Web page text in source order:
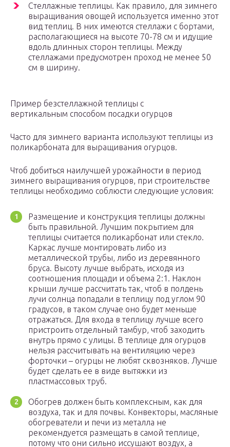
Стеллажные теплицы. Как правило, для зимнего
выращивания овощей используется именно этот
вид теплиц. В них имеются стеллажи с бортами,
располагающиеся на высоте 70-78 см и идущие
вдоль длинных сторон теплицы. Между
стеллажами предусмотрен проход не менее 50
см в ширину.
Пример безстеллажной теплицы с
вертикальным способом посадки огурцов
Часто для зимнего варианта используют теплицы из
поликарбоната для выращивания огурцов.
Чтоб добиться наилучшей урожайности в период
зимнего выращивания огурцов, при строительстве
теплицы необходимо соблюсти следующие условия:
Размещение и конструкция теплицы должны
быть правильной. Лучшим покрытием для
теплицы считается поликарбонат или стекло.
Каркас лучше монтировать либо из
металлической трубы, либо из деревянного
бруса. Высоту лучше выбрать, исходя из
соотношения площади и объема 2:1. Наклон
крыши лучше рассчитать так, чтоб в полдень
лучи солнца попадали в теплицу под углом 90
градусов, в таком случае оно будет меньше
отражаться. Для входа в теплицу лучше всего
пристроить отдельный тамбур, чтоб заходить
внутрь прямо с улицы. В теплице для огурцов
нельзя рассчитывать на вентиляцию через
форточки – огурцы не любят сквозняков. Лучше
будет сделать ее в виде вытяжки из
пластмассовых труб.
Обогрев должен быть комплексным, как для
воздуха, так и для почвы. Конвекторы, масляные
обогреватели и печи из металла не
рекомендуется размещать в самой теплице,
потому что они сильно иссушают воздух, а